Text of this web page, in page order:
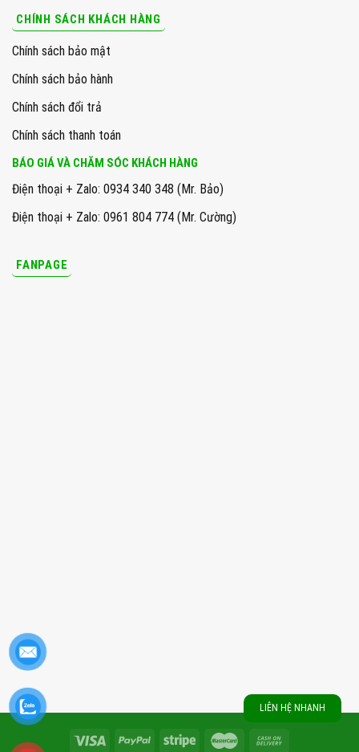
LIÊN HỆ NHANH
CHÍNH SÁCH KHÁCH HÀNG
Chính sách bảo mật
Chính sách bảo hành
Chính sách đổi trả
Chính sách thanh toán
BÁO GIÁ VÀ CHĂM SÓC KHÁCH HÀNG
Điện thoại + Zalo: 0934 340 348 (Mr. Bảo)
Điện thoại + Zalo: 0961 804 774 (Mr. Cường)
FANPAGE